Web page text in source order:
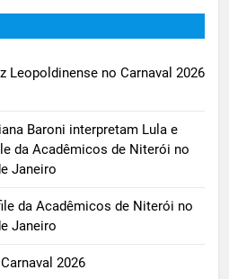
Leopoldinense no Carnaval 2026
Baroni interpretam Lula e
da Acadêmicos de Niterói no
Janeiro
da Acadêmicos de Niterói no
Janeiro
2026